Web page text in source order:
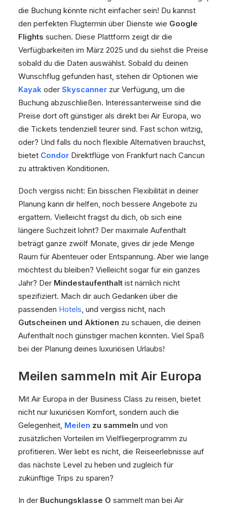
die Buchung könnte nicht einfacher sein! Du kannst
den perfekten Flugtermin über Dienste wie Google
Flights suchen. Diese Plattform zeigt dir die
Verfügbarkeiten im März 2025 und du siehst die Preise
sobald du die Daten auswählst. Sobald du deinen
Wunschflug gefunden hast, stehen dir Optionen wie
Kayak oder Skyscanner zur Verfügung, um die
Buchung abzuschließen. Interessanterweise sind die
Preise dort oft günstiger als direkt bei Air Europa, wo
die Tickets tendenziell teurer sind. Fast schon witzig,
oder? Und falls du noch flexible Alternativen brauchst,
bietet Condor Direktflüge von Frankfurt nach Cancun
zu attraktiven Konditionen.
Doch vergiss nicht: Ein bisschen Flexibilität in deiner
Planung kann dir helfen, noch bessere Angebote zu
ergattern. Vielleicht fragst du dich, ob sich eine
längere Suchzeit lohnt? Der maximale Aufenthalt
beträgt ganze zwölf Monate, gives dir jede Menge
Raum für Abenteuer oder Entspannung. Aber wie lange
möchtest du bleiben? Vielleicht sogar für ein ganzes
Jahr? Der Mindestaufenthalt ist nämlich nicht
spezifiziert. Mach dir auch Gedanken über die
passenden Hotels, und vergiss nicht, nach
Gutscheinen und Aktionen zu schauen, die deinen
Aufenthalt noch günstiger machen könnten. Viel Spaß
bei der Planung deines luxuriösen Urlaubs!
Meilen sammeln mit Air Europa
Mit Air Europa in der Business Class zu reisen, bietet
nicht nur luxuriösen Komfort, sondern auch die
Gelegenheit, Meilen zu sammeln und von
zusätzlichen Vorteilen im Vielfliegerprogramm zu
profitieren. Wer liebt es nicht, die Reiseerlebnisse auf
das nächste Level zu heben und zugleich für
zukünftige Trips zu sparen?
In der Buchungsklasse O sammelt man bei Air